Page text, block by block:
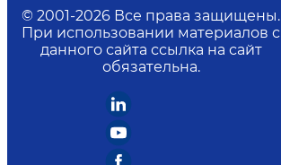
© 2001-2026 Все права защищены.
При использовании материалов с
данного сайта ссылка на сайт
обязательна.